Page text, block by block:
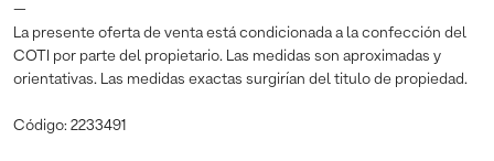
—
La presente oferta de venta está condicionada a la confección del
COTI por parte del propietario. Las medidas son aproximadas y
orientativas. Las medidas exactas surgirían del titulo de propiedad.
Código: 2233491